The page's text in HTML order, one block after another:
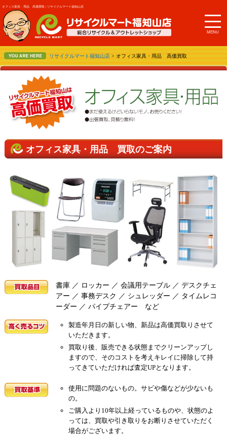
オフィス家具・用品 高価買取 | リサイクルマート福知山店
MENU
リサイクルマート福知山店 > オフィス家具・用品 高価買取
オフィス家具・用品 買取のご案内
書庫 ／ ロッカー ／ 会議用テーブル ／ デスクチェ
アー ／ 事務デスク ／ シュレッダー ／ タイムレコ
ーダー ／ パイプチェアー など
製造年月日の新しい物、新品は高価買取りさせて
いただきます。
買取り後、販売できる状態までクリーンアップし
ますので、そのコストを考えキレイに掃除して持
ってきていただければ査定UPとなります。
使用に問題のないもの。サビや傷などが少ないも
の。
ご購入より10年以上経っているものや、状態のよ
っては、買取や引き取りをお断りさせていただく
場合がございます。